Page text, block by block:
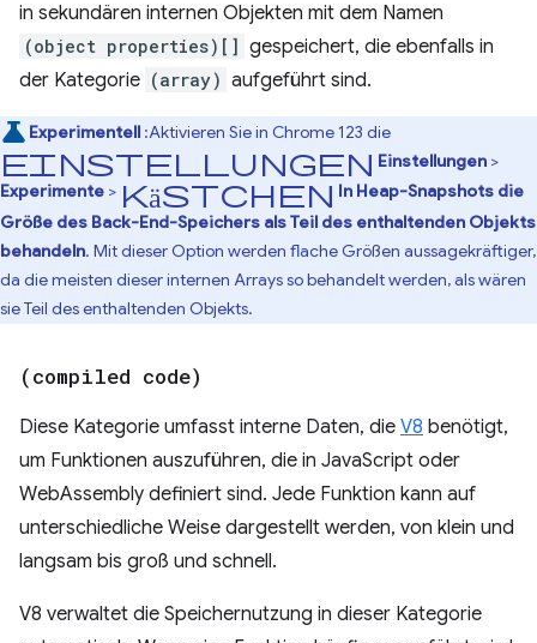
in sekundären internen Objekten mit dem Namen
(object properties)[] gespeichert, die ebenfalls in
der Kategorie (array) aufgeführt sind.
Experimentell :Aktivieren Sie in Chrome 123 die
Einstellungen Einstellungen >
Experimente > Kästchen In Heap-Snapshots die
Größe des Back-End-Speichers als Teil des enthaltenden Objekts
behandeln. Mit dieser Option werden flache Größen aussagekräftiger,
da die meisten dieser internen Arrays so behandelt werden, als wären
sie Teil des enthaltenden Objekts.
(compiled code)
Diese Kategorie umfasst interne Daten, die V8 benötigt,
um Funktionen auszuführen, die in JavaScript oder
WebAssembly definiert sind. Jede Funktion kann auf
unterschiedliche Weise dargestellt werden, von klein und
langsam bis groß und schnell.
V8 verwaltet die Speichernutzung in dieser Kategorie